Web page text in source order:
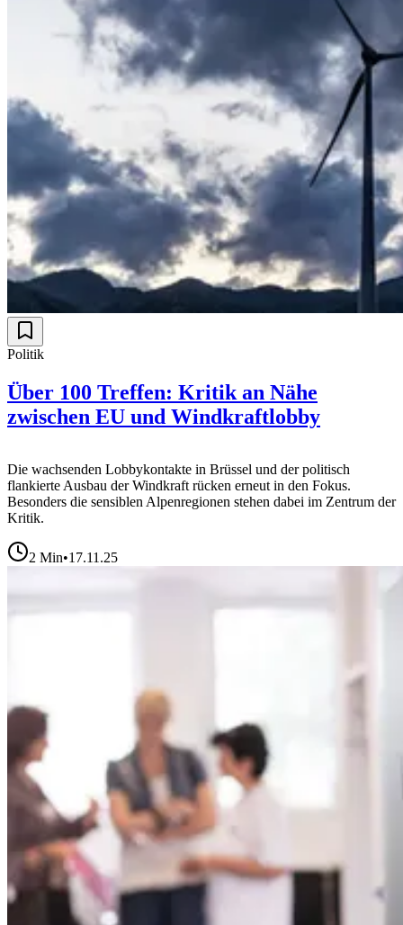
Politik
Über 100 Treffen: Kritik an Nähe
zwischen EU und Windkraftlobby
Die wachsenden Lobbykontakte in Brüssel und der politisch
flankierte Ausbau der Windkraft rücken erneut in den Fokus.
Besonders die sensiblen Alpenregionen stehen dabei im Zentrum der
Kritik.
2 Min•17.11.25